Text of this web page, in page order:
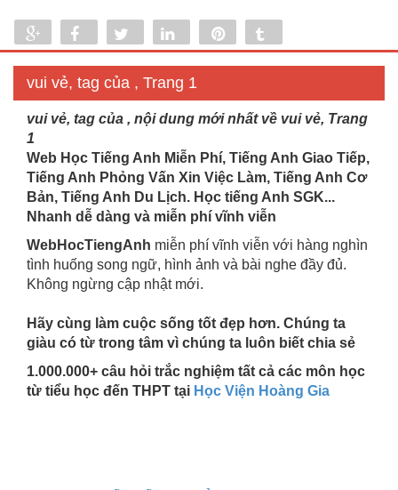
Share Share Tweet Share
vui vẻ, tag của , Trang 1
vui vẻ, tag của , nội dung mới nhất về vui vẻ, Trang
1
Web Học Tiếng Anh Miễn Phí, Tiếng Anh Giao Tiếp,
Tiếng Anh Phỏng Vấn Xin Việc Làm, Tiếng Anh Cơ
Bản, Tiếng Anh Du Lịch. Học tiếng Anh SGK...
Nhanh dễ dàng và miễn phí vĩnh viễn
WebHocTiengAnh miễn phí vĩnh viễn với hàng nghìn
tình huống song ngữ, hình ảnh và bài nghe đầy đủ.
Không ngừng cập nhật mới.
Hãy cùng làm cuộc sống tốt đẹp hơn. Chúng ta
giàu có từ trong tâm vì chúng ta luôn biết chia sẻ
1.000.000+ câu hỏi trắc nghiệm tất cả các môn học
từ tiểu học đến THPT tại Học Viện Hoàng Gia